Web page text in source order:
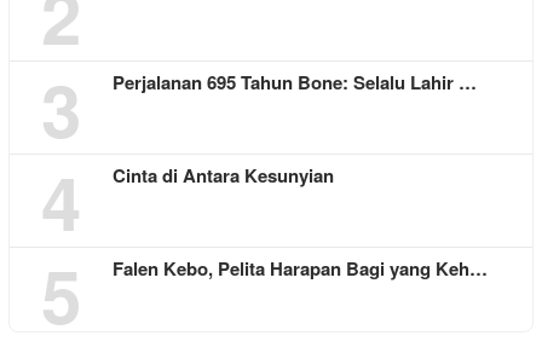
3 Perjalanan 695 Tahun Bone: Selalu Lahir …
4 Cinta di Antara Kesunyian
5 Falen Kebo, Pelita Harapan Bagi yang Keh…